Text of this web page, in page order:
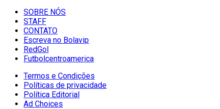
SOBRE NÓS
STAFF
CONTATO
Escreva no Bolavip
RedGol
Futbolcentroamerica
Termos e Condições
Políticas de privacidade
Política Editorial
Ad Choices